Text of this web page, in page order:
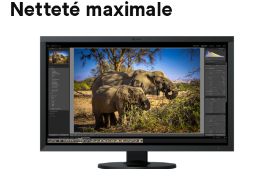
Netteté maximale